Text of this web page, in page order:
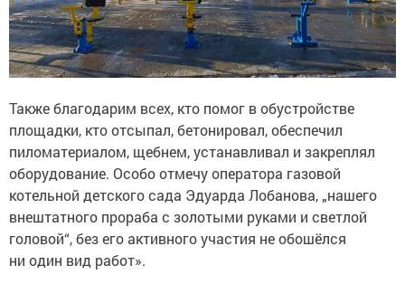
Также благодарим всех, кто помог в обустройстве
площадки, кто отсыпал, бетонировал, обеспечил
пиломатериалом, щебнем, устанавливал и закреплял
оборудование. Особо отмечу оператора газовой
котельной детского сада Эдуарда Лобанова, „нашего
внештатного прораба с золотыми руками и светлой
головой“, без его активного участия не обошёлся
ни один вид работ».